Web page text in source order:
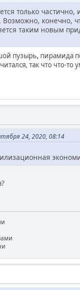
только
Возможно, конечно,
таким новым
пузырь, пирамида
так что что-то
24, 2020, 08:14